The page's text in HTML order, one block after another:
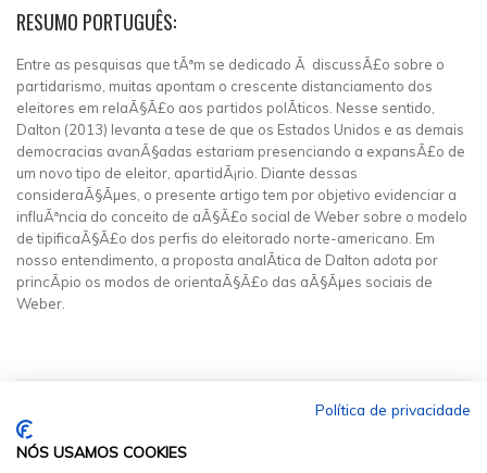
RESUMO PORTUGUÊS:
Entre as pesquisas que tÃªm se dedicado Ã discussÃ£o sobre o
partidarismo, muitas apontam o crescente distanciamento dos
eleitores em relaÃ§Ã£o aos partidos polÃ­ticos. Nesse sentido,
Dalton (2013) levanta a tese de que os Estados Unidos e as demais
democracias avanÃ§adas estariam presenciando a expansÃ£o de
um novo tipo de eleitor, apartidÃ¡rio. Diante dessas
consideraÃ§Ãµes, o presente artigo tem por objetivo evidenciar a
influÃªncia do conceito de aÃ§Ã£o social de Weber sobre o modelo
de tipificaÃ§Ã£o dos perfis do eleitorado norte-americano. Em
nosso entendimento, a proposta analÃ­tica de Dalton adota por
princÃ­pio os modos de orientaÃ§Ã£o das aÃ§Ãµes sociais de
Weber.
Política de privacidade
NÓS USAMOS COOKIES